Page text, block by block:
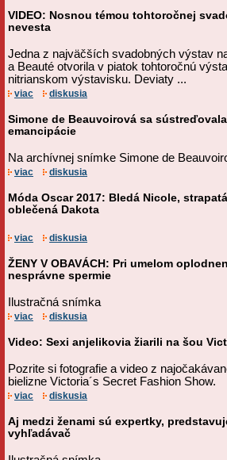
VIDEO: Nosnou témou tohtoročnej
nevesta
Jedna z najväčších svadobných výstav
a Beauté otvorila v piatok tohtoročnú
nitrianskom výstavisku. Deviaty ...
viac diskusia
Simone de Beauvoirová sa
emancipácie
Na archívnej snímke Simone de
viac diskusia
Móda Oscar 2017: Bledá Nicole,
oblečená Dakota
viac diskusia
ŽENY V OBAVÁCH: Pri umelom
nesprávne spermie
Ilustračná snímka
viac diskusia
Video: Sexi anjelikovia žiarili na šou
Pozrite si fotografie a video z
bielizne Victoria´s Secret Fashion Show.
viac diskusia
Aj medzi ženami sú expertky,
vyhľadávač